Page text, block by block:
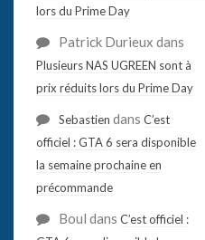
lors du Prime Day
Patrick Durieux dans
Plusieurs NAS UGREEN sont à
prix réduits lors du Prime Day
Sebastien dans C’est
officiel : GTA 6 sera disponible
la semaine prochaine en
précommande
Boul dans C’est officiel :